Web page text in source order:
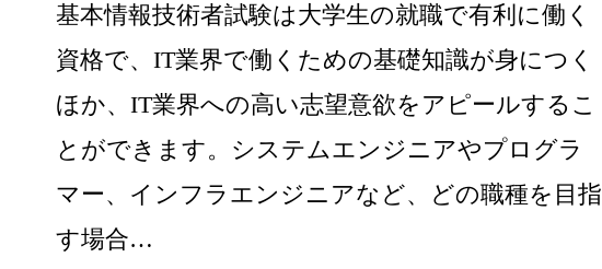
基本情報技術者試験は大学生の就職で有利に働く
資格で、IT業界で働くための基礎知識が身につく
ほか、IT業界への高い志望意欲をアピールするこ
とができます。システムエンジニアやプログラ
マー、インフラエンジニアなど、どの職種を目指
す場合…